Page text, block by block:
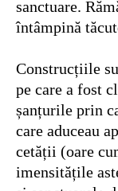
sanctuare.
întâmpină
Construcțiile
pe care a fost
șanțurile prin
care aduceau
cetății (oare
imensitățile